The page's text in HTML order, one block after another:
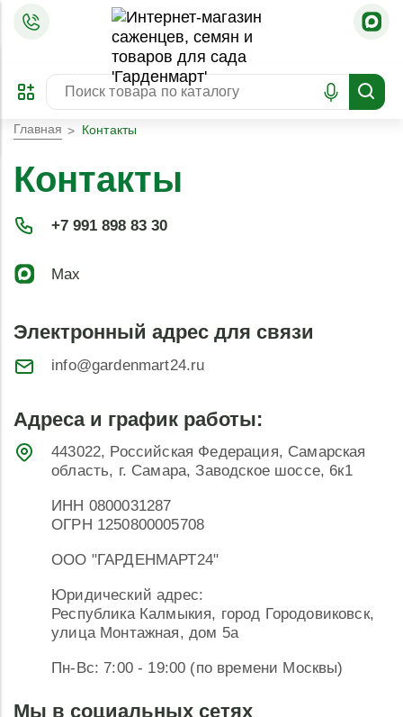
ПРЕДЗАКАЗ
ЗАБРОНИРОВАТЬ
ЛУЧШЕЕ
Главная Контакты
Контакты
+7 991 898 83 30
Max
Электронный адрес для связи
info@gardenmart24.ru
Адреса и график работы:
443022, Российская Федерация, Самарская
область, г. Самара, Заводское шоссе, 6к1
ИНН 0800031287
ОГРН 1250800005708
ООО "ГАРДЕНМАРТ24"
Юридический адрес:
Республика Калмыкия, город Городовиковск,
улица Монтажная, дом 5а
Пн-Вс: 7:00 - 19:00 (по времени Москвы)
Мы в социальных сетях